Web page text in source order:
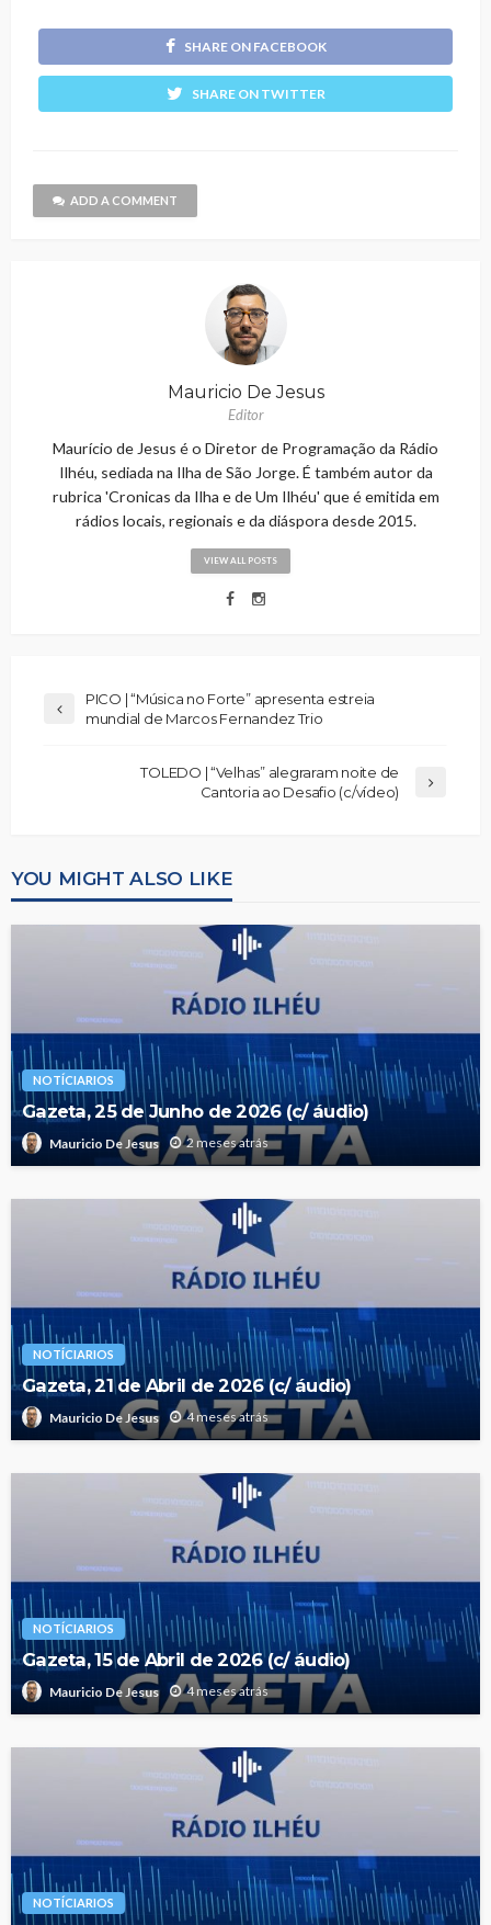
SHARE ON FACEBOOK
SHARE ON TWITTER
ADD A COMMENT
Mauricio De Jesus
Editor
Maurício de Jesus é o Diretor de Programação da Rádio
Ilhéu, sediada na Ilha de São Jorge. É também autor da
rubrica 'Cronicas da Ilha e de Um Ilhéu' que é emitida em
rádios locais, regionais e da diáspora desde 2015.
VIEW ALL POSTS
PICO | “Música no Forte” apresenta estreia
mundial de Marcos Fernandez Trio
TOLEDO | “Velhas” alegraram noite de
Cantoria ao Desafio (c/vídeo)
YOU MIGHT ALSO LIKE
NOTÍCIARIOS
Gazeta, 25 de Junho de 2026 (c/ áudio)
Mauricio De Jesus 2 meses atrás
NOTÍCIARIOS
Gazeta, 21 de Abril de 2026 (c/ áudio)
Mauricio De Jesus 4 meses atrás
NOTÍCIARIOS
Gazeta, 15 de Abril de 2026 (c/ áudio)
Mauricio De Jesus 4 meses atrás
NOTÍCIARIOS